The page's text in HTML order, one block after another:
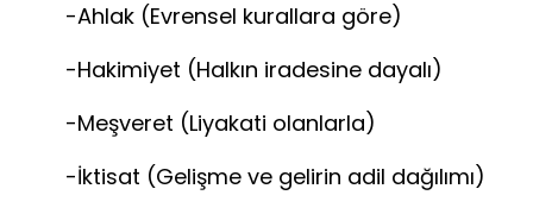
-Ahlak (Evrensel kurallara göre)
-Hakimiyet (Halkın iradesine dayalı)
-Meşveret (Liyakati olanlarla)
-İktisat (Gelişme ve gelirin adil dağılımı)